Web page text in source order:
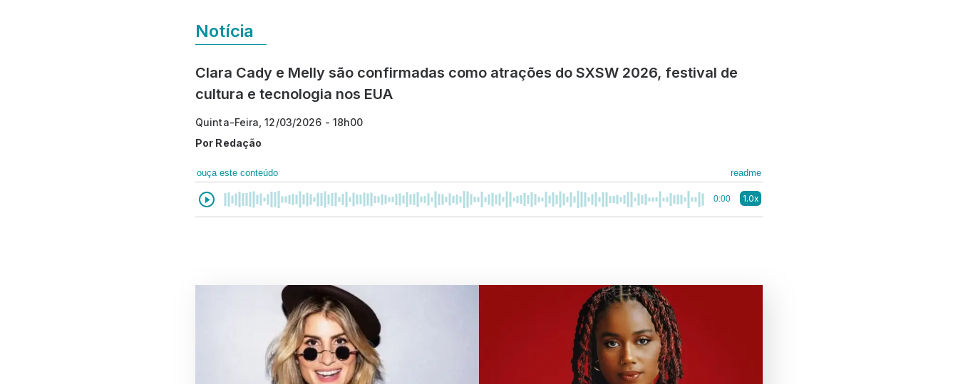
Notícia
Clara Cady e Melly são confirmadas como atrações do SXSW 2026, festival de
cultura e tecnologia nos EUA
Quinta-Feira, 12/03/2026 - 18h00
Por Redação
ouça este conteúdo readme
0:00 1.0x